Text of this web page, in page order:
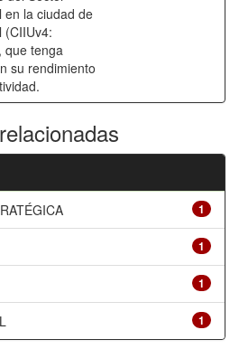
en la ciudad de
(CIIUv4:
que tenga
su rendimiento
1
1
1
1